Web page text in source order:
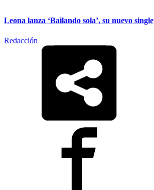
Leona lanza ‘Bailando sola’, su nuevo single
Redacción